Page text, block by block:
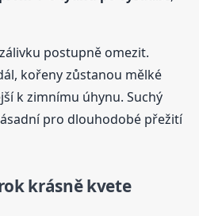
postupně omezit.
kořeny zůstanou mělké
k zimnímu úhynu. Suchý
pro dlouhodobé přežití
krásně kvete